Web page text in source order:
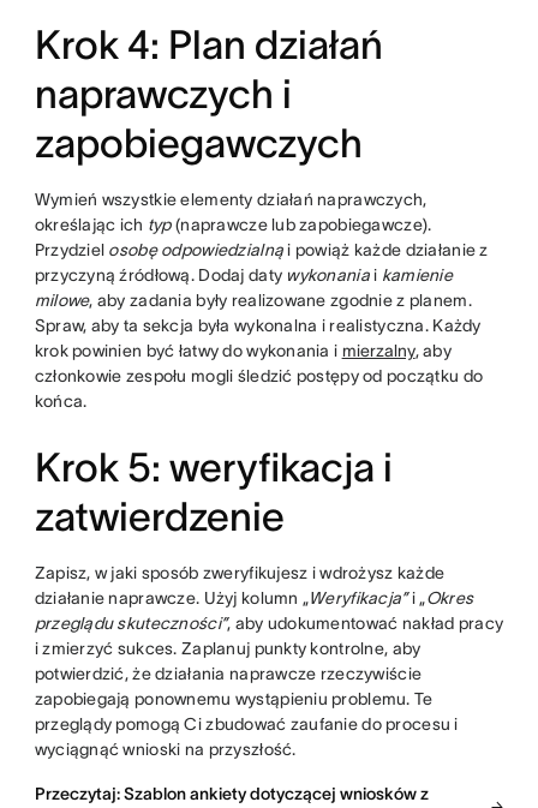
Krok 4: Plan działań
naprawczych i
zapobiegawczych
Wymień wszystkie elementy działań naprawczych,
określając ich typ(naprawcze lub zapobiegawcze).
Przydziel osobę odpowiedzialną i powiąż każde działanie z
przyczyną źródłową. Dodaj daty wykonaniai kamienie
milowe, aby zadania były realizowane zgodnie z planem.
Spraw, aby ta sekcja była wykonalna i realistyczna. Każdy
krok powinien być łatwy do wykonania i mierzalny, aby
członkowie zespołu mogli śledzić postępy od początku do
końca.
Krok 5: weryfikacja i
zatwierdzenie
Zapisz, w jaki sposób zweryfikujesz i wdrożysz każde
działanie naprawcze. Użyj kolumn „Weryfikacja”i „Okres
przeglądu skuteczności”, aby udokumentować nakład pracy
i zmierzyć sukces. Zaplanuj punkty kontrolne, aby
potwierdzić, że działania naprawcze rzeczywiście
zapobiegają ponownemu wystąpieniu problemu. Te
przeglądy pomogą Ci zbudować zaufanie do procesu i
wyciągnąć wnioski na przyszłość.
Przeczytaj: Szablon ankiety dotyczącej wniosków z